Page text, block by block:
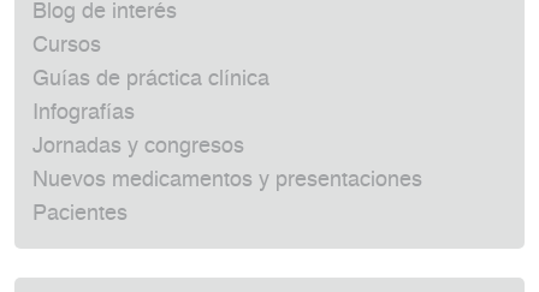
Blog de interés
Cursos
Guías de práctica clínica
Infografías
Jornadas y congresos
Nuevos medicamentos y presentaciones
Pacientes